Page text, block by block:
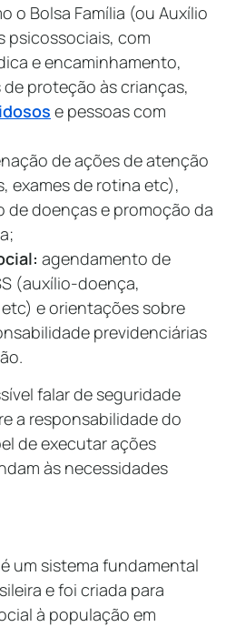
o Bolsa Família (ou Auxílio
psicossociais, com
e encaminhamento,
proteção às crianças,
idosos e pessoas com
de ações de atenção
exames de rotina etc),
de doenças e promoção da
agendamento de
(auxílio-doença,
e orientações sobre
previdenciárias
falar de seguridade
a responsabilidade do
de executar ações
às necessidades
um sistema fundamental
e foi criada para
à população em